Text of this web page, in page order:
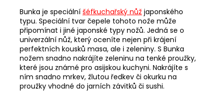
Bunka je speciální šéfkuchařský nůž japonského
typu. Speciální tvar čepele tohoto nože může
připomínat i jiné japonské typy nožů. Jedná se o
univerzální nůž, který oceníte nejen při krájení
perfektních kousků masa, ale i zeleniny. S Bunka
nožem snadno nakrájíte zeleninu na tenké proužky,
které jsou známé pro asijskou kuchyni. Nakrájíte s
ním snadno mrkev, žlutou ředkev či okurku na
proužky vhodné do jarních závitků či sushi.